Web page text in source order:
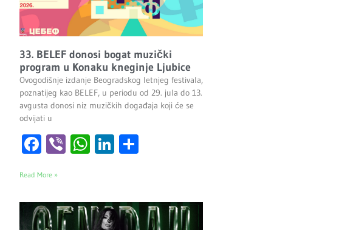
33. BELEF donosi bogat muzički
program u Konaku kneginje Ljubice
Ovogodišnje izdanje Beogradskog letnjeg festivala,
poznatijeg kao BELEF, u periodu od 29. jula do 13.
avgusta donosi niz muzičkih događaja koji će se
odvijati u
Facebook
ViberWhatsApp
LinkedIn
Read More »